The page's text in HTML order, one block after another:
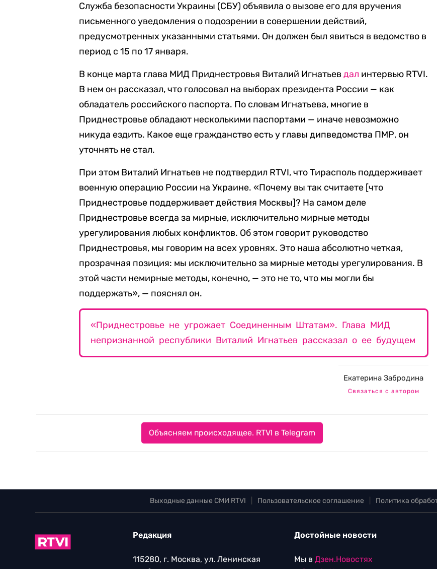
Служба безопасности Украины (СБУ) объявила о вызове его для вручения
письменного уведомления о подозрении в совершении действий,
предусмотренных указанными статьями. Он должен был явиться в ведомство в
период с 15 по 17 января.
В конце марта глава МИД Приднестровья Виталий Игнатьевдал интервью RTVI.
В нем он рассказал, что голосовал на выборах президента России — как
обладатель российского паспорта. По словам Игнатьева, многие в
Приднестровье обладают несколькими паспортами — иначе невозможно
никуда ездить. Какое еще гражданство есть у главы дипведомства ПМР, он
уточнять не стал.
При этом Виталий Игнатьев не подтвердил RTVI, что Тирасполь поддерживает
военную операцию России на Украине. «Почему вы так считаете [что
Приднестровье поддерживает действия Москвы]? На самом деле
Приднестровье всегда за мирные, исключительно мирные методы
урегулирования любых конфликтов. Об этом говорит руководство
Приднестровья, мы говорим на всех уровнях. Это наша абсолютно четкая,
прозрачная позиция: мы исключительно за мирные методы урегулирования. В
этой части немирные методы, конечно, — это не то, что мы могли бы
поддержать», — пояснял он.
«Приднестровье не угрожает Соединенным Штатам». Глава МИД
непризнанной республики Виталий Игнатьев рассказал о ее будущем
Екатерина Забродина
Связаться с автором
Объясняем происходящее. RTVI в Telegram
Выходные данные СМИ RTVI Пользовательское соглашение Политика
Редакция
115280, г. Москва, ул. Ленинская
Достойные новости
Мы в Дзен.Новостях